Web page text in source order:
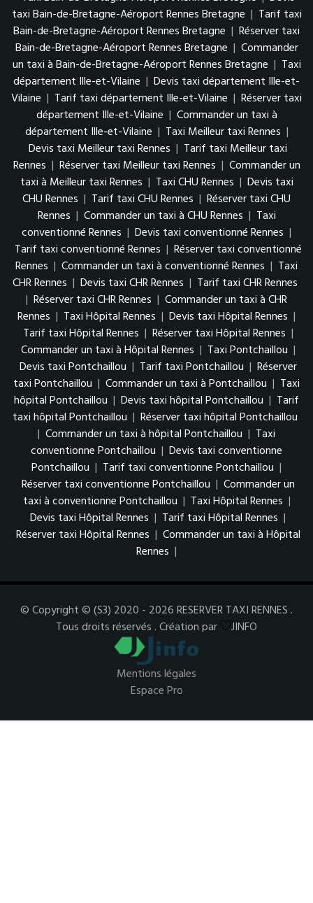
taxi Bain-de-Bretagne-Aéroport Rennes Bretagne | Tarif taxi
Bain-de-Bretagne-Aéroport Rennes Bretagne | Réserver taxi
Bain-de-Bretagne-Aéroport Rennes Bretagne | Commander
un taxi à Bain-de-Bretagne-Aéroport Rennes Bretagne | Taxi
département Ille-et-Vilaine | Devis taxi département Ille-et-
Vilaine | Tarif taxi département Ille-et-Vilaine | Réserver taxi
département Ille-et-Vilaine | Commander un taxi à
département Ille-et-Vilaine | Taxi Meilleur taxi Rennes |
Devis taxi Meilleur taxi Rennes | Tarif taxi Meilleur taxi
Rennes | Réserver taxi Meilleur taxi Rennes | Commander un
taxi à Meilleur taxi Rennes | Taxi CHU Rennes | Devis taxi
CHU Rennes | Tarif taxi CHU Rennes | Réserver taxi CHU
Rennes | Commander un taxi à CHU Rennes | Taxi
conventionné Rennes | Devis taxi conventionné Rennes |
Tarif taxi conventionné Rennes | Réserver taxi conventionné
Rennes | Commander un taxi à conventionné Rennes | Taxi
CHR Rennes | Devis taxi CHR Rennes | Tarif taxi CHR Rennes
| Réserver taxi CHR Rennes | Commander un taxi à CHR
Rennes | Taxi Hôpital Rennes | Devis taxi Hôpital Rennes |
Tarif taxi Hôpital Rennes | Réserver taxi Hôpital Rennes |
Commander un taxi à Hôpital Rennes | Taxi Pontchaillou |
Devis taxi Pontchaillou | Tarif taxi Pontchaillou | Réserver
taxi Pontchaillou | Commander un taxi à Pontchaillou | Taxi
hôpital Pontchaillou | Devis taxi hôpital Pontchaillou | Tarif
taxi hôpital Pontchaillou | Réserver taxi hôpital Pontchaillou
| Commander un taxi à hôpital Pontchaillou | Taxi
conventionne Pontchaillou | Devis taxi conventionne
Pontchaillou | Tarif taxi conventionne Pontchaillou |
Réserver taxi conventionne Pontchaillou | Commander un
taxi à conventionne Pontchaillou | Taxi Hôpital Rennes |
Devis taxi Hôpital Rennes | Tarif taxi Hôpital Rennes |
Réserver taxi Hôpital Rennes | Commander un taxi à Hôpital
Rennes |
© Copyright © (S3) 2020 - 2026 RESERVER TAXI RENNES .
Tous droits réservés . Création par
JINFO
Mentions légales
Espace Pro